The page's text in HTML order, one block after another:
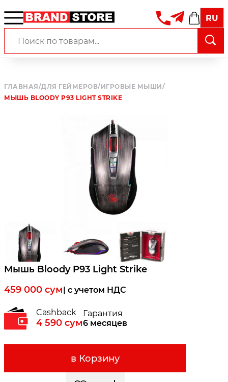
RU
ГЛАВНАЯ/ДЛЯ ГЕЙМЕРОВ/ИГРОВЫЕ МЫШИ/
МЫШЬ BLOODY P93 LIGHT STRIKE
Мышь Bloody P93 Light Strike
459 000 сум| c учетом НДС
Cashback
4 590 сум
Гарантия
6 месяцев
в Корзину